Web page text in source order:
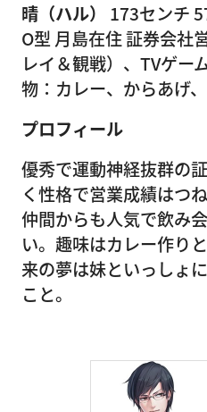
晴（ハル）
173センチ
O型 月島在住 証券会社
レイ＆観戦）、TVゲー
物：カレー、からあげ
プロフィール
優秀で運動神経抜群の
く性格で営業成績はつ
仲間からも人気で飲み
い。趣味はカレー作り
来の夢は妹といっしょ
こと。